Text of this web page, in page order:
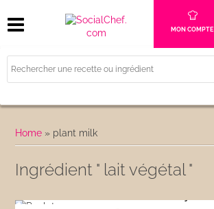
MON COMPTE
Home » plant milk
Ingrédient " lait végétal "